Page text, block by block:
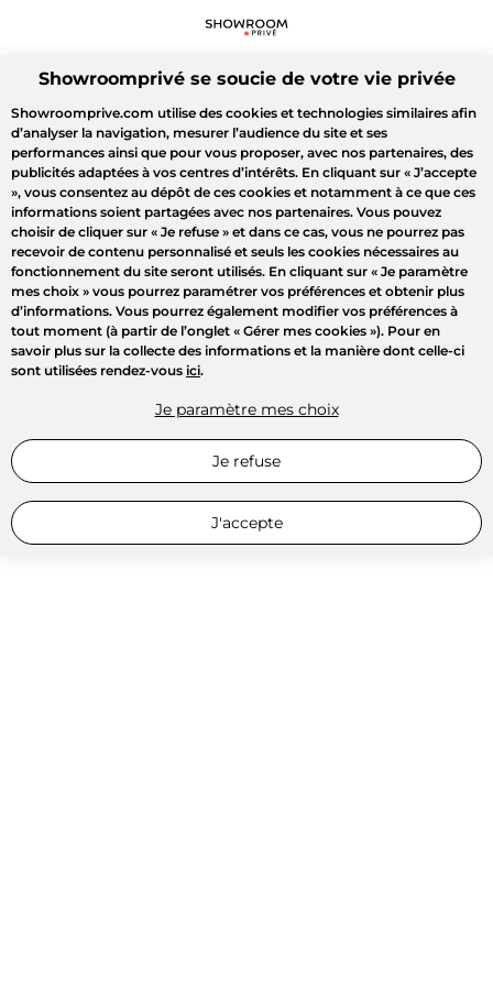
Showroomprivé se soucie de votre vie privée
Showroomprive.com utilise des cookies et technologies similaires afin
d’analyser la navigation, mesurer l’audience du site et ses
performances ainsi que pour vous proposer, avec nos partenaires, des
publicités adaptées à vos centres d’intérêts. En cliquant sur « J’accepte
», vous consentez au dépôt de ces cookies et notamment à ce que ces
informations soient partagées avec nos partenaires. Vous pouvez
choisir de cliquer sur « Je refuse » et dans ce cas, vous ne pourrez pas
recevoir de contenu personnalisé et seuls les cookies nécessaires au
fonctionnement du site seront utilisés. En cliquant sur « Je paramètre
mes choix » vous pourrez paramétrer vos préférences et obtenir plus
d’informations. Vous pourrez également modifier vos préférences à
tout moment (à partir de l’onglet « Gérer mes cookies »). Pour en
savoir plus sur la collecte des informations et la manière dont celle-ci
sont utilisées rendez-vous ici.
Je paramètre mes choix
Je refuse
J'accepte